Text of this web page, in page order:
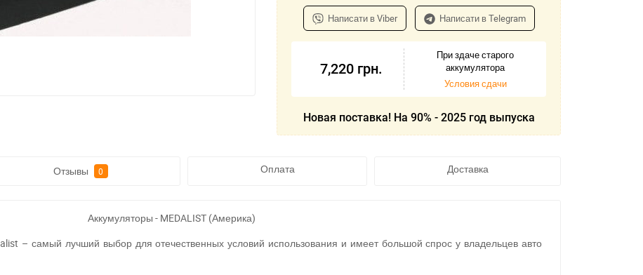
Написати в Viber Написати в Telegram
7,220 грн.
При здаче старого
аккумулятора
Условия сдачи
Новая поставка! На 90% - 2025 год выпуска
Отзывы 0 Оплата Доставка
Аккумуляторы - MEDALIST (Америка)
– самый лучший выбор для отечественных условий использования и имеет большой спрос у владельцев авто